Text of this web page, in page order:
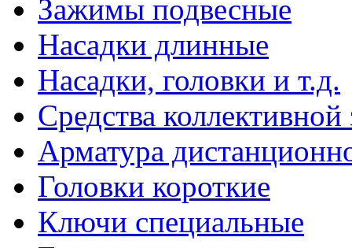
Зажимы подвесные
Насадки длинные
Насадки, головки и т.д.
Средства
Арматура
Головки короткие
Ключи специальные